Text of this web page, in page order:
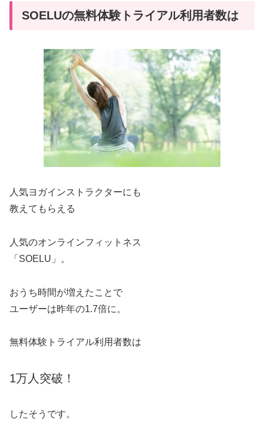
SOELUの無料体験トライアル利用者数は
人気ヨガインストラクターにも
教えてもらえる
人気のオンラインフィットネス
「SOELU」。
おうち時間が増えたことで
ユーザーは昨年の1.7倍に。
無料体験トライアル利用者数は
1万人突破！
したそうです。